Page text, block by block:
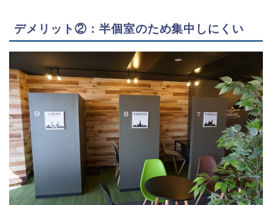
デメリット②：半個室のため集中しにくい